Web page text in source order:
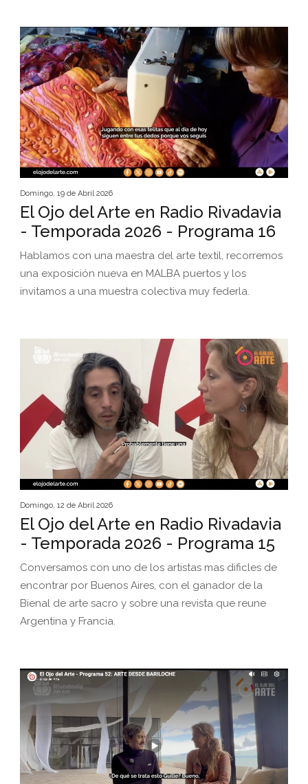
Domingo, 19 de Abril 2026
El Ojo del Arte en Radio Rivadavia
- Temporada 2026 - Programa 16
Hablamos con una maestra del arte textil, recorremos
una exposición nueva en MALBA puertos y los
invitamos a una muestra colectiva muy federla.
Domingo, 12 de Abril 2026
El Ojo del Arte en Radio Rivadavia
- Temporada 2026 - Programa 15
Conversamos con uno de los artistas mas dificles de
encontrar por Buenos Aires, con el ganador de la
Bienal de arte sacro y sobre una revista que reune
Argentina y Francia.